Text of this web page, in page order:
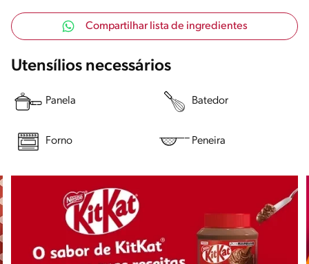
Compartilhar lista de ingredientes
Utensílios necessários
Panela Batedor
Forno Peneira